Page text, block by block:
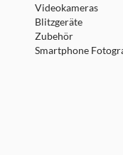
Videokameras
Blitzgeräte
Zubehör
Smartphone